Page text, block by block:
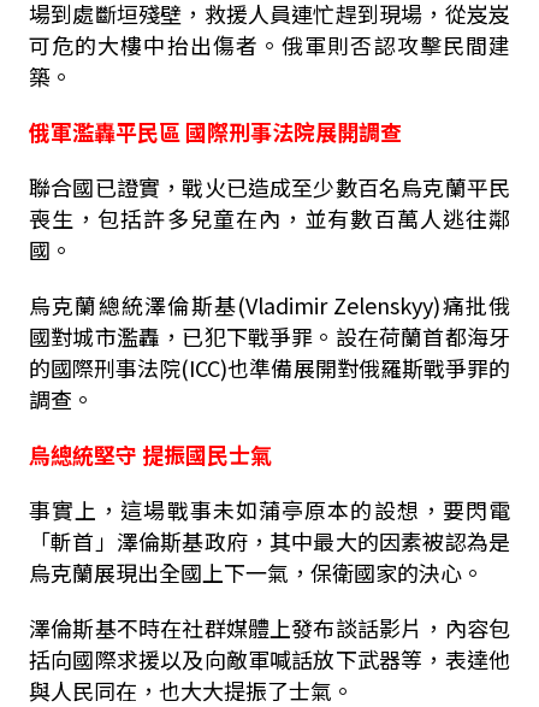
場到處斷垣殘壁，救援人員連忙趕到現場，從岌岌
可危的大樓中抬出傷者。俄軍則否認攻擊民間建
築。
俄軍濫轟平民區 國際刑事法院展開調查
聯合國已證實，戰火已造成至少數百名烏克蘭平民
喪生，包括許多兒童在內，並有數百萬人逃往鄰
國。
烏克蘭總統澤倫斯基(Vladimir Zelenskyy)痛批俄
國對城市濫轟，已犯下戰爭罪。設在荷蘭首都海牙
的國際刑事法院(ICC)也準備展開對俄羅斯戰爭罪的
調查。
烏總統堅守 提振國民士氣
事實上，這場戰事未如蒲亭原本的設想，要閃電
「斬首」澤倫斯基政府，其中最大的因素被認為是
烏克蘭展現出全國上下一氣，保衛國家的決心。
澤倫斯基不時在社群媒體上發布談話影片，內容包
括向國際求援以及向敵軍喊話放下武器等，表達他
與人民同在，也大大提振了士氣。